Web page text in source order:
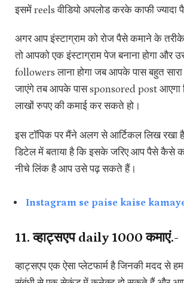
इसमें reels वीडियो अपलोड करके काफी ज्यादा
अगर आप इंस्टाग्राम को रोज पैसे कमाने के
तो आपको एक इंस्टाग्राम पेज बनाना होगा और
followers लाना होगा जब आपके पास बहुत
जाएंगे तब आपके पास sponsored post
लाखों रुपए की कमाई कर सकते हो।
इस टॉपिक पर मैंने अलग से आर्टिकल लिख रखा
डिटेल में बताया है कि इसके जरिए आप पैसे कैसे
नीचे लिंक है आप उसे पढ़ सकते हैं।
Instagram se paise kaise kamaye
11. व्हाट्सएप daily ₹1000 कमाएं.-
व्हाट्सएप एक ऐसा प्लेटफार्म है जिनकी मदद से